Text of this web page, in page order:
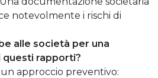
notevolmente i rischi di
alle società per una
rapporti?
approccio preventivo: